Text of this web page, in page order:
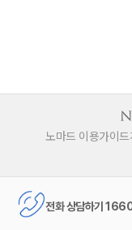
노마드 이용가이드
전화 상담하기